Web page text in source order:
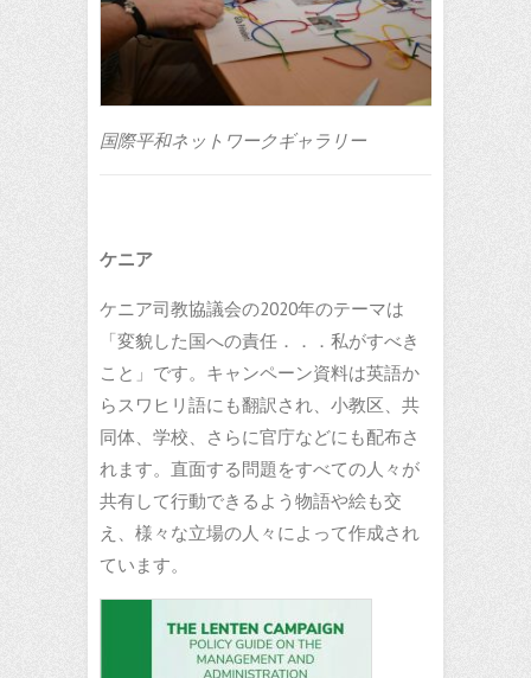
国際平和ネットワークギャラリー
ケニア
ケニア司教協議会の2020年のテーマは
「変貌した国への責任．．．私がすべき
こと」です。キャンペーン資料は英語か
らスワヒリ語にも翻訳され、小教区、共
同体、学校、さらに官庁などにも配布さ
れます。直面する問題をすべての人々が
共有して行動できるよう物語や絵も交
え、様々な立場の人々によって作成され
ています。